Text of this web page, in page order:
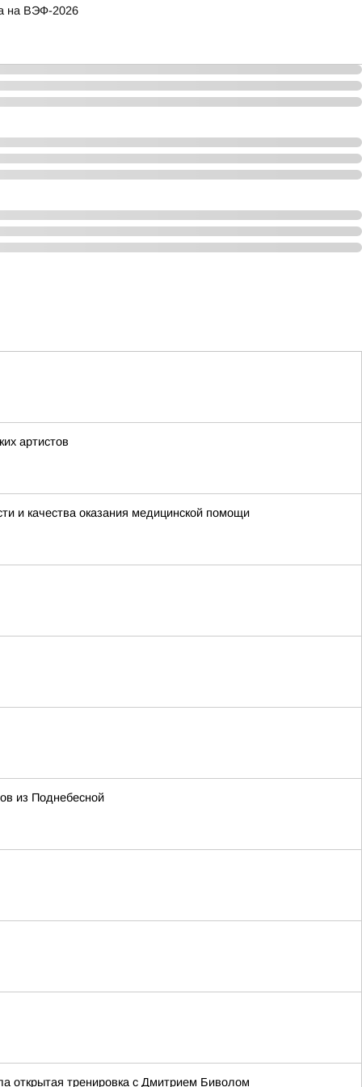
на ВЭФ-2026
артистов
и качества оказания медицинской помощи
из Поднебесной
открытая тренировка с Дмитрием Биволом